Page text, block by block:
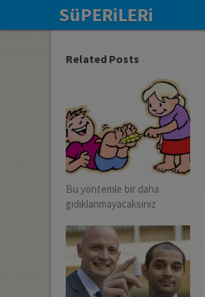
SüPERiLERi
Related Posts
Bu yöntemle bir daha
gıdıklanmayacaksınız